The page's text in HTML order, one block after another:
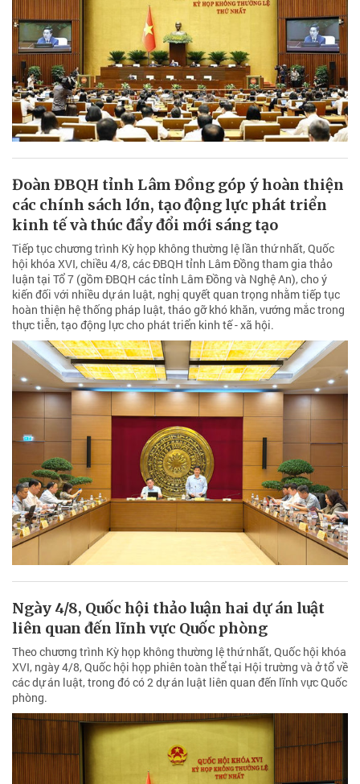
Đoàn ĐBQH tỉnh Lâm Đồng góp ý hoàn thiện
các chính sách lớn, tạo động lực phát triển
kinh tế và thúc đẩy đổi mới sáng tạo
Tiếp tục chương trình Kỳ họp không thường lệ lần thứ nhất, Quốc
hội khóa XVI, chiều 4/8, các ĐBQH tỉnh Lâm Đồng tham gia thảo
luận tại Tổ 7 (gồm ĐBQH các tỉnh Lâm Đồng và Nghệ An), cho ý
kiến đối với nhiều dự án luật, nghị quyết quan trọng nhằm tiếp tục
hoàn thiện hệ thống pháp luật, tháo gỡ khó khăn, vướng mắc trong
thực tiễn, tạo động lực cho phát triển kinh tế - xã hội.
Ngày 4/8, Quốc hội thảo luận hai dự án luật
liên quan đến lĩnh vực Quốc phòng
Theo chương trình Kỳ họp không thường lệ thứ nhất, Quốc hội khóa
XVI, ngày 4/8, Quốc hội họp phiên toàn thể tại Hội trường và ở tổ về
các dự án luật, trong đó có 2 dự án luật liên quan đến lĩnh vực Quốc
phòng.